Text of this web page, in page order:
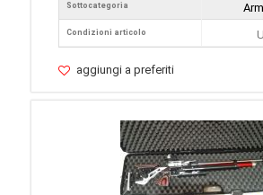
Sottocategoria
Condizioni articolo
aggiungi a preferiti